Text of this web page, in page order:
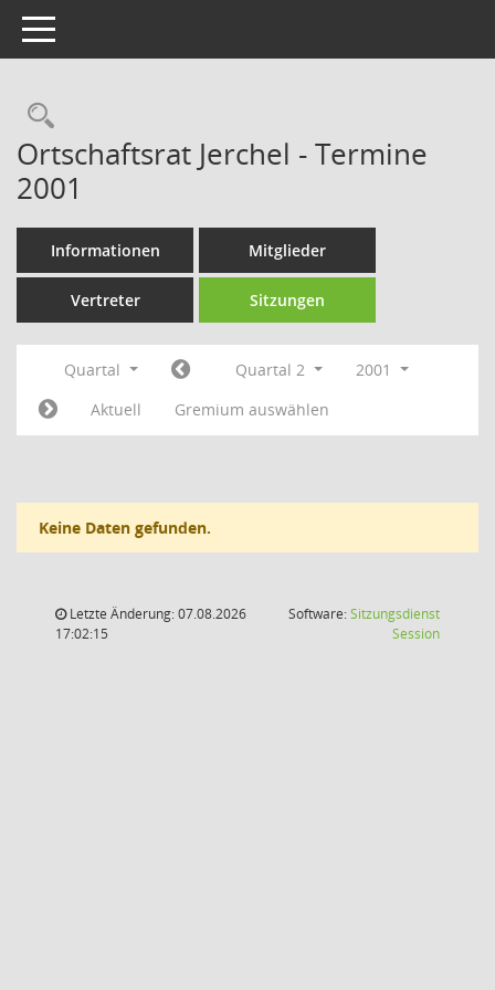
Toggle navigation
Rechercheauswahl
Ortschaftsrat Jerchel - Termine
2001
Informationen Mitglieder
Vertreter Sitzungen
Quartal Quartal 2
2001
Aktuell
Gremium auswählen
Keine Daten gefunden.
Letzte Änderung: 07.08.2026
17:02:15
Software:Sitzungsdienst
Session(Wird in